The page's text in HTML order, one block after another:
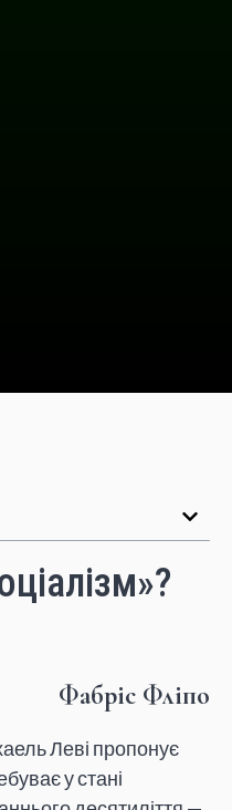
Фабріс Фліпо
Леві пропонує
у стані